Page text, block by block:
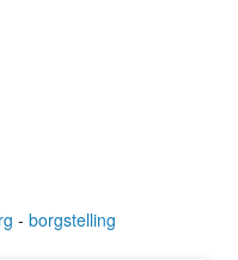
- borgstelling